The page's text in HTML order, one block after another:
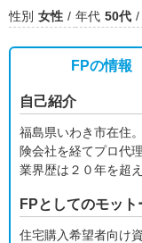
性別 女性 年代 50代
FPの情報
自己紹介
福島県いわき市在住
険会社を経てプロ代理
業界歴は２０年を超
FPとしてのモット
住宅購入希望者向け